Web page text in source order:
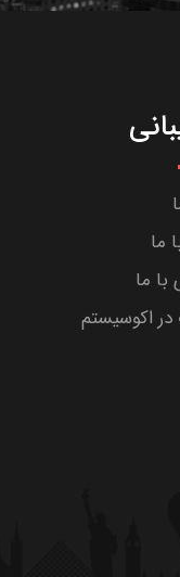
ما
ما
در اکوسیستم